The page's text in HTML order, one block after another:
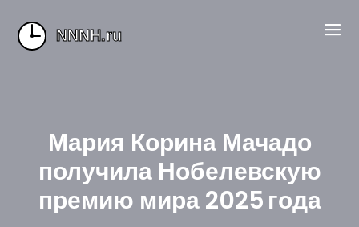
Мария Корина Мачадо
получила Нобелевскую
премию мира 2025 года